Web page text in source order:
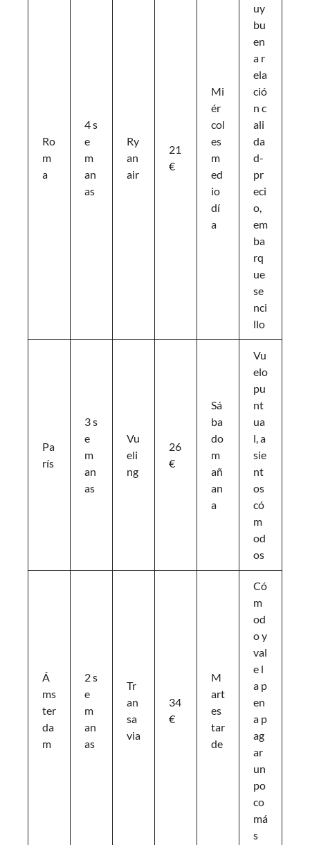
Ro
m
a
4 s
e
m
an
as
Ry
an
air
21
€
Mi
ér
col
es
m
ed
io
dí
a
uy
bu
en
a r
ela
ció
n c
ali
da
d-
pr
eci
o,
em
ba
rq
ue
se
nci
llo
Pa
rís
3 s
e
m
an
as
Vu
eli
ng
26
€
Sá
ba
do
m
añ
an
a
Vu
elo
pu
nt
ua
l, a
sie
nt
os
có
m
od
os
Á
ms
ter
da
m
2 s
e
m
an
as
Tr
an
sa
via
34
€
M
art
es
tar
de
Có
m
od
o y
val
e l
a p
en
a p
ag
ar
un
po
co
má
s